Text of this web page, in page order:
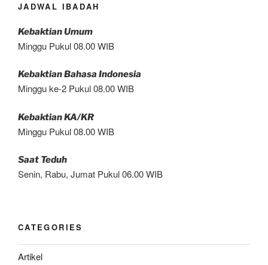
JADWAL IBADAH
Kebaktian Umum
Minggu Pukul 08.00 WIB
Kebaktian Bahasa Indonesia
Minggu ke-2 Pukul 08.00 WIB
Kebaktian KA/KR
Minggu Pukul 08.00 WIB
Saat Teduh
Senin, Rabu, Jumat Pukul 06.00 WIB
CATEGORIES
Artikel